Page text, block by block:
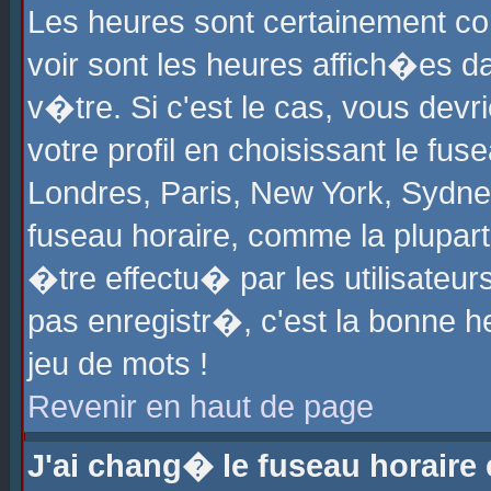
Les heures sont certainement
voir sont les heures affich�es
v�tre. Si c'est le cas, vous
votre profil en choisissant le
Londres, Paris, New York,
fuseau horaire, comme la
�tre effectu� par les
pas enregistr�, c'est la bonne
jeu de mots !
Revenir en haut de page
J'ai chang� le fuseau horaire